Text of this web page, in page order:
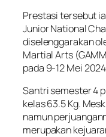
Prestasi tersebut
Junior National
diselenggarakan
Martial Arts
pada 9-12 Mei
Santri semester 4
kelas 63.5 Kg.
namun
merupakan